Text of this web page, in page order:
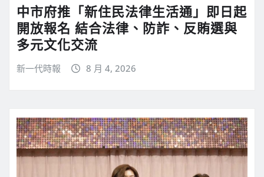
中市府推「新住民法律生活通」即日起
開放報名 結合法律、防詐、反賄選與
多元文化交流
新一代時報 8 月 4, 2026